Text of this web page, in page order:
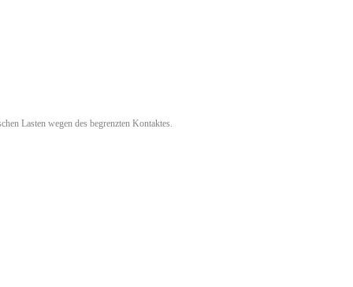
Lasten wegen des begrenzten Kontaktes.